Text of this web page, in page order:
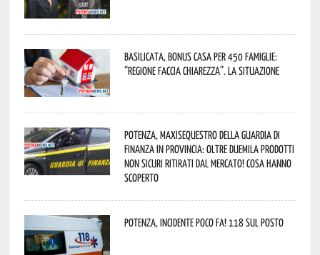
Basilicata, Bonus casa per 450 famiglie:
“Regione faccia chiarezza”. La situazione
Potenza, maxisequestro della Guardia di
Finanza in provincia: oltre duemila prodotti
non sicuri ritirati dal mercato! Cosa hanno
scoperto
Potenza, incidente poco fa! 118 sul posto